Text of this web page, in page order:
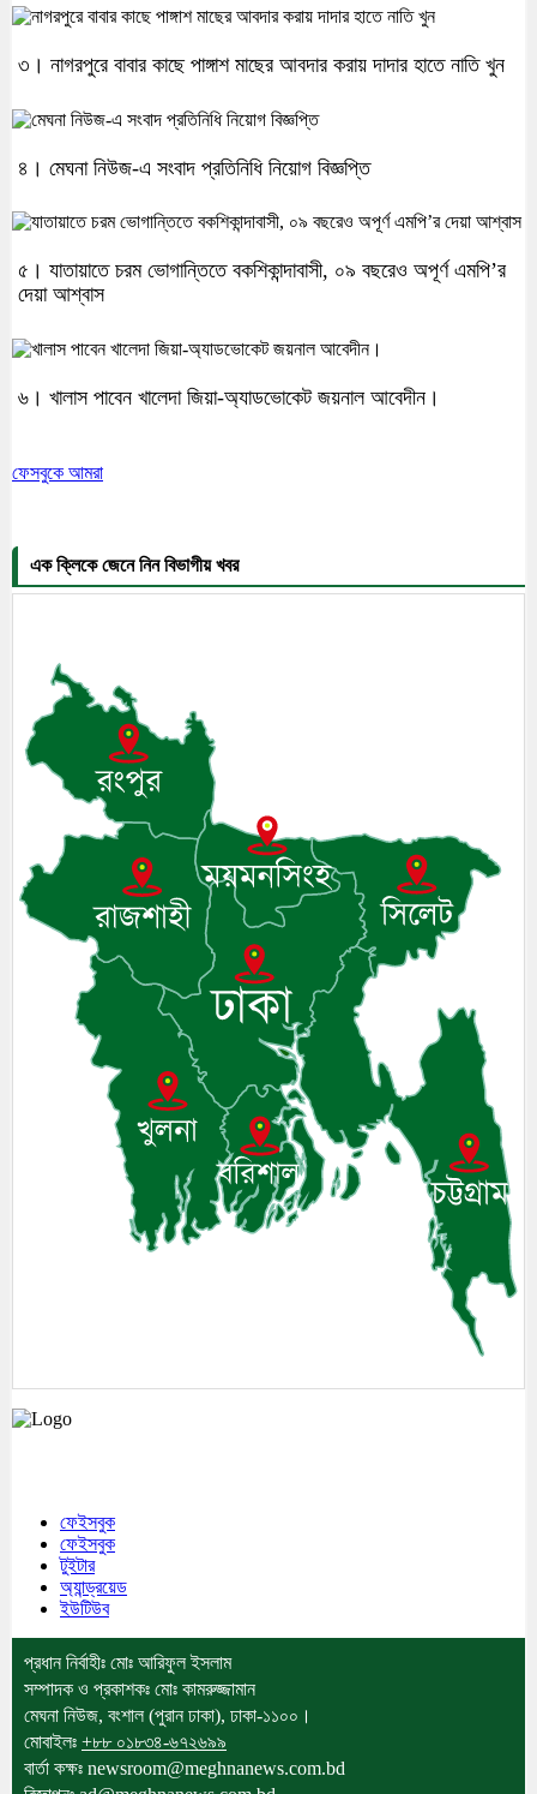
৩। নাগরপুরে বাবার কাছে পাঙ্গাশ মাছের আবদার করায় দাদার হাতে নাতি খুন
৪। মেঘনা নিউজ-এ সংবাদ প্রতিনিধি নিয়োগ বিজ্ঞপ্তি
৫। যাতায়াতে চরম ভোগান্তিতে বকশিকান্দাবাসী, ০৯ বছরেও অপূর্ণ এমপি’র
দেয়া আশ্বাস
৬। খালাস পাবেন খালেদা জিয়া-অ্যাডভোকেট জয়নাল আবেদীন।
ফেসবুকে আমরা
এক ক্লিকে জেনে নিন বিভাগীয় খবর
ফেইসবুক
ফেইসবুক
টুইটার
অ্যান্ড্রয়েড
ইউটিউব
প্রধান নির্বাহীঃ মোঃ আরিফুল ইসলাম
সম্পাদক ও প্রকাশকঃ মোঃ কামরুজ্জামান
মেঘনা নিউজ, বংশাল (পুরান ঢাকা), ঢাকা-১১০০।
মোবাইলঃ +৮৮ ০১৮৩৪-৬৭২৬৯৯
বার্তা কক্ষঃ newsroom@meghnanews.com.bd